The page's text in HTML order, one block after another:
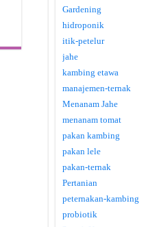
Gardening
hidroponik
itik-petelur
jahe
kambing etawa
manajemen-ternak
Menanam Jahe
menanam tomat
pakan kambing
pakan lele
pakan-ternak
Pertanian
peternakan-kambing
probiotik